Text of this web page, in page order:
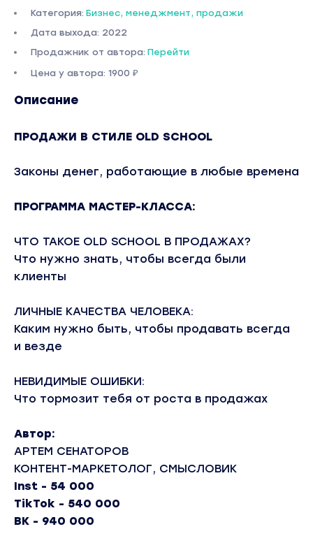
Категория: Бизнес, менеджмент, продажи
Дата выхода: 2022
Продажник от автора: Перейти
Цена у автора: 1900 ₽
Описание
ПРОДАЖИ В СТИЛЕ OLD SCHOOL
Законы денег, работающие в любые времена
ПРОГРАММА МАСТЕР-КЛАССА:
ЧТО ТАКОЕ OLD SCHOOL В ПРОДАЖАХ?
Что нужно знать, чтобы всегда были
клиенты
ЛИЧНЫЕ КАЧЕСТВА ЧЕЛОВЕКА:
Каким нужно быть, чтобы продавать всегда
и везде
НЕВИДИМЫЕ ОШИБКИ:
Что тормозит тебя от роста в продажах
Автор:
АРТЕМ СЕНАТОРОВ
КОНТЕНТ-МАРКЕТОЛОГ, СМЫСЛОВИК
Inst - 54 000
TikTok - 540 000
ВК - 940 000